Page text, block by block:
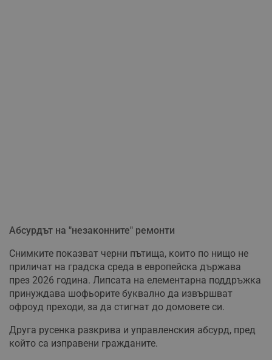
Абсурдът на "незаконните" ремонти
Снимките показват черни пътища, които по нищо не
приличат на градска среда в европейска държава
през 2026 година. Липсата на елементарна поддръжка
принуждава шофьорите буквално да извършват
офроуд преходи, за да стигнат до домовете си.
Друга русенка разкрива и управленския абсурд, пред
който са изправени гражданите.